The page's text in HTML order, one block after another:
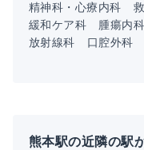
精神科・心療内科
緩和ケア科
腫瘍内科
放射線科
口腔外科
熊本駅の近隣の駅